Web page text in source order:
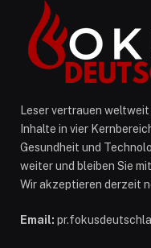
Leser vertrauen
Inhalte in vier
Gesundheit und
weiter und bleiben Sie
Wir akzeptieren derzeit
Email: